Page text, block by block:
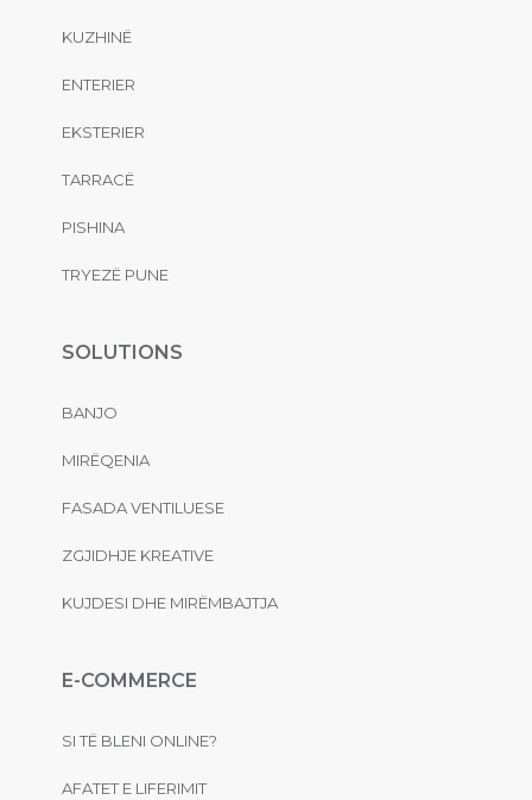
KUZHINË
ENTERIER
EKSTERIER
TARRACË
PISHINA
TRYEZË PUNE
SOLUTIONS
BANJO
MIRËQENIA
FASADA VENTILUESE
ZGJIDHJE KREATIVE
KUJDESI DHE MIRËMBAJTJA
E-COMMERCE
SI TË BLENI ONLINE?
AFATET E LIFERIMIT